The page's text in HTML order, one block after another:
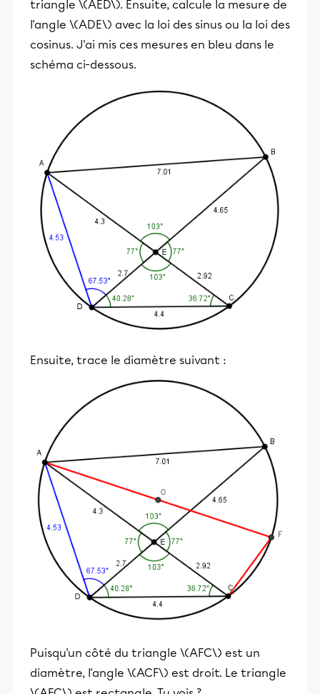
triangle \(AED\). Ensuite, calcule la mesure de
l'angle \(ADE\) avec la loi des sinus ou la loi des
cosinus. J'ai mis ces mesures en bleu dans le
schéma ci-dessous.
Ensuite, trace le diamètre suivant :
Puisqu'un côté du triangle \(AFC\) est un
diamètre, l'angle \(ACF\) est droit. Le triangle